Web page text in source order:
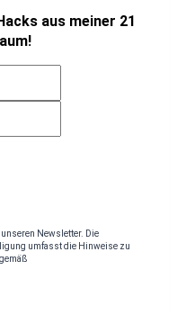
den Spiegel
aus meiner 21
Newsletter. Die
umfasst die Hinweise zu